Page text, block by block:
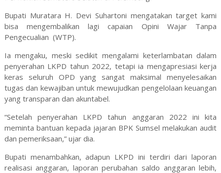
Bupati Muratara H. Devi Suhartoni mengatakan target kami
bisa mengembalikan lagi capaian Opini Wajar Tanpa
Pengecualian (WTP).
Ia mengaku, meski sedikit mengalami keterlambatan dalam
penyerahan LKPD tahun 2022, tetapi ia mengapresiasi kerja
keras seluruh OPD yang sangat maksimal menyelesaikan
tugas dan kewajiban untuk mewujudkan pengelolaan keuangan
yang transparan dan akuntabel.
“Setelah penyerahan LKPD tahun anggaran 2022 ini kita
meminta bantuan kepada jajaran BPK Sumsel melakukan audit
dan pemeriksaan,” ujar dia.
Bupati menambahkan, adapun LKPD ini terdiri dari laporan
realisasi anggaran, laporan perubahan saldo anggaran lebih,